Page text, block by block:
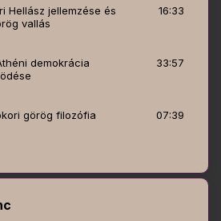
Hellász jellemzése és
vallás
16:33
demokrácia
33:57
görög filozófia 07:39